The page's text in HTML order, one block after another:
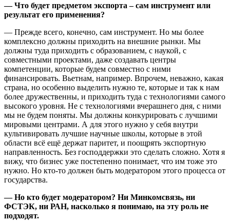
— Что будет предметом экспорта – сам инструмент или
результат его применения?
— Прежде всего, конечно, сам инструмент. Но мы более
комплексно должны приходить на внешние рынки. Мы
должны туда приходить с образованием, с наукой, с
совместными проектами, даже создавать центры
компетенции, которые будем совместно с ними
финансировать. Вьетнам, например. Впрочем, неважно, какая
страна, но особенно выделить нужно те, которые и так к нам
более дружественны, и приходить туда с технологиями самого
высокого уровня. Не с технологиями вчерашнего дня, с ними
мы не будем поняты. Мы должны конкурировать с лучшими
мировыми центрами. А для этого нужно у себя внутри
культивировать лучшие научные школы, которые в этой
области всё ещё держат паритет, и поощрять экспортную
направленность. Без господдержки это сделать сложно. Хотя я
вижу, что бизнес уже постепенно понимает, что им тоже это
нужно. Но кто-то должен быть модератором этого процесса от
государства.
— Но кто будет модератором? Ни Минкомсвязь, ни
ФСТЭК, ни РАН, насколько я понимаю, на эту роль не
подходят.